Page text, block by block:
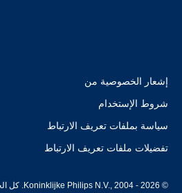
إشعار الخصوصية من
شروط الإستخدام
سياسة بملفات تعريف الارتباط
تفضيلات ملفات تعريف الارتباط
© Koninklijke Philips N.V., 2004 - 2026. كل الحقوق محفوظة.